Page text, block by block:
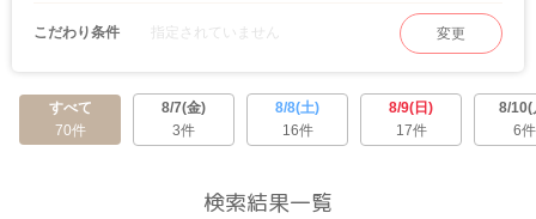
こだわり条件 指定されていません 変更
すべて
70件
8/7(金)
3件
8/8(土)
16件
8/9(日)
17件
8/10(
6件
検索結果一覧